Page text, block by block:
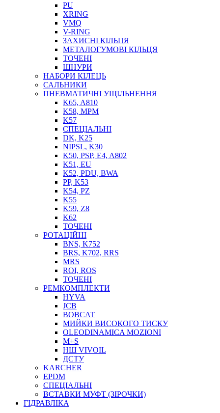
ПІСТОЛЕТИ
НАСОСИ ТА ПОМПИ
НАГНІТАЧІ
МУФТИ (НАСАДКИ) ДЛЯ ШПРИЦІВ
МАСЛЯНКИ, ЛІЙКИ
ПРЕС-МАСЛЯНКИ
ШЛАНГИ, ТРУБКИ
ШПРИЦИ МАСТИЛЬНІ
ТОСОЛ, АНТИФРИЗ
ОЛИВА-ПАЛИВО
ПОВІТРЯ-ВОДА
ДЛЯ ЗВАРЮВАННЯ
НАПІРНО-ВСМОКТУЮЧІ
ФІЛЬТРИ ДЛЯ ПАЛЬНОГО
ПІДДОНИ ДЛЯ БОЧОК
МОДУЛЬНІ АЗС
МЕТРОЛОГІЧНЕ ОБЛАДНАННЯ
ЛІЧИЛЬНИКИ І ВИТРАТОМІРИ ДЛЯ ПАЛЬНОГО
КОТУШКИ ДЛЯ ШЛАНГІВ
PU
XRING
VMQ
V-RING
ЗАХИСНІ КІЛЬЦЯ
МЕТАЛОГУМОВІ КІЛЬЦЯ
ТОЧЕНІ
ШНУРИ
НАБОРИ КІЛЕЦЬ
САЛЬНИКИ
ПНЕВМАТИЧНІ УЩІЛЬНЕННЯ
K65, A810
K58, MPM
K57
СПЕЦІАЛЬНІ
DK, K25
NIPSL, K30
K50, PSP, E4, A802
K51, EU
K52, PDU, BWA
PP, K53
K54, PZ
K55
K59, Z8
K62
ТОЧЕНІ
РОТАЦІЙНІ
BNS, K752
BRS, K702, RRS
MRS
ROI, ROS
ТОЧЕНІ
РЕМКОМПЛЕКТИ
HYVA
JCB
BOBCAT
МИЙКИ ВИСОКОГО ТИСКУ
OLEODINAMICA MOZIONI
M+S
НШ VIVOIL
ДСТУ
KARCHER
EPDM
СПЕЦІАЛЬНІ
ВСТАВКИ МУФТ (ЗІРОЧКИ)
ГІДРАВЛІКА